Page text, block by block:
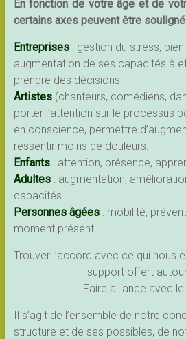
En fonction de votre âge et de
certains axes peuvent être
Entreprises: gestion du stress,
augmentation de ses capacités à
prendre des décisions.
Artistes (chanteurs, comédiens,
porter l’attention sur le processus
en conscience, permettre
ressentir moins de douleurs.
Enfants: attention, présence,
Adultes : augmentation,
capacités.
Personnes âgées: mobilité,
moment présent.
Trouver l’accord avec ce qui nous
support offert
Faire alliance avec
Il s’agit de l’ensemble de notre
structure et de ses possibles, de